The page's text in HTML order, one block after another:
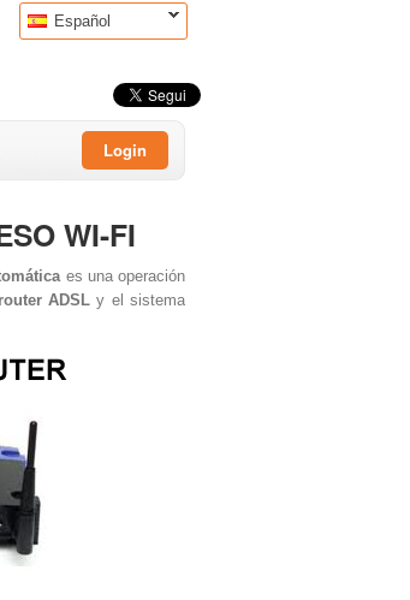
Español
Login
WI-FI
es una operación
ADSL y el sistema